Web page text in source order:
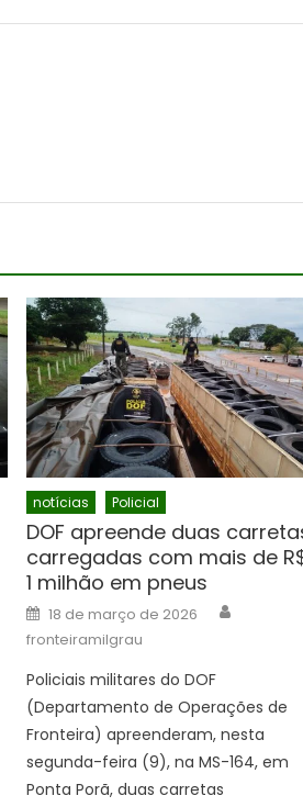
notícias Policial
DOF apreende duas
carregadas com mais de
1 milhão em pneus
Posted
on
18 de março de 2026
fronteiramilgrau
Policiais militares do DOF
(Departamento de Operações de
Fronteira) apreenderam, nesta
segunda-feira (9), na MS-164, em
Ponta Porã, duas carretas